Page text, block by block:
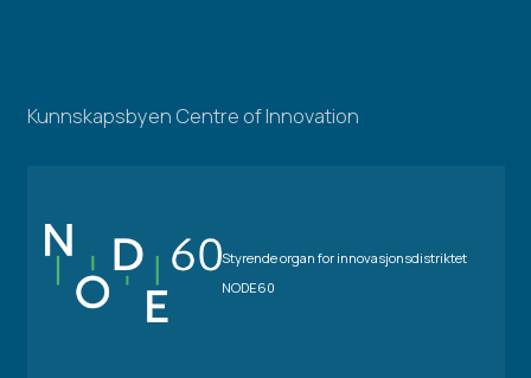
Kunnskapsbyen Centre of Innovation
Styrende organ for innovasjonsdistriktet
NODE60